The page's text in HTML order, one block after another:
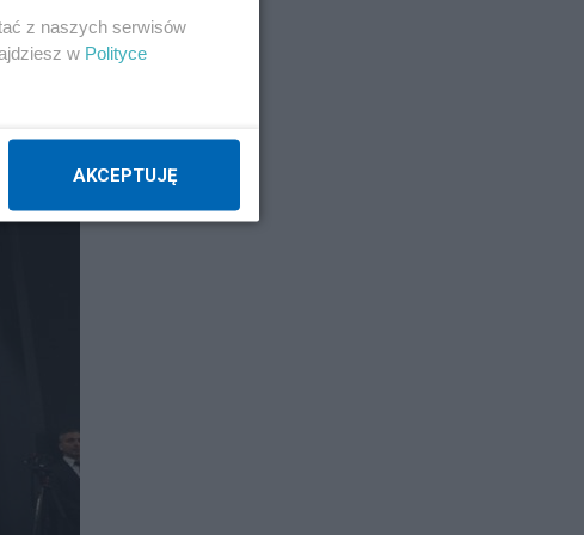
z naszych serwisów
w Polityce
AKCEPTUJĘ